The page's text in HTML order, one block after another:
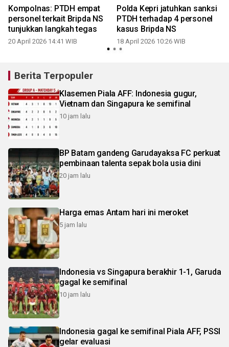
Kompolnas: PTDH empat
personel terkait Bripda NS
tunjukkan langkah tegas
20 April 2026 14:41 WIB
Polda Kepri jatuhkan sanksi
PTDH terhadap 4 personel
kasus Bripda NS
18 April 2026 10:26 WIB
Berita Terpopuler
Klasemen Piala AFF: Indonesia gugur,
Vietnam dan Singapura ke semifinal
10 jam lalu
BP Batam gandeng Garudayaksa FC perkuat
pembinaan talenta sepak bola usia dini
20 jam lalu
Harga emas Antam hari ini meroket
5 jam lalu
Indonesia vs Singapura berakhir 1-1, Garuda
gagal ke semifinal
10 jam lalu
Indonesia gagal ke semifinal Piala AFF, PSSI
gelar evaluasi